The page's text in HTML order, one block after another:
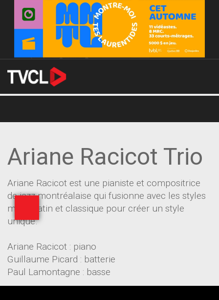
Ariane Racicot Trio
Ariane Racicot est une pianiste et compositrice
de jazz montréalaise qui fusionne avec les styles
métal, latin et classique pour créer un style
unique.
Ariane Racicot : piano
Guillaume Picard : batterie
Paul Lamontagne : basse